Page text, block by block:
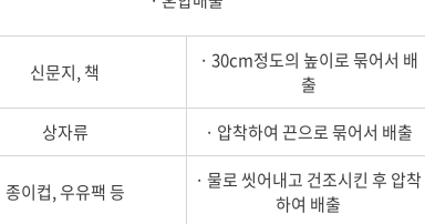
신문지, 책
· 30cm정도의 높이로 묶어서 배
출
상자류
· 압착하여 끈으로 묶어서 배출
종이컵, 우유팩 등
· 물로 씻어내고 건조시킨 후 압착
하여 배출